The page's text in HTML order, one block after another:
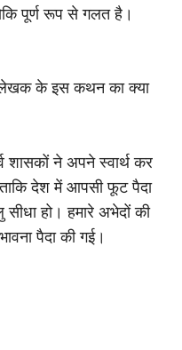
पूर्ण रूप से गलत है।
के इस कथन का क्या
शासकों ने अपने स्वार्थ कर
ताकि देश में आपसी फूट पैदा
हो। हमारे अभेदों की
पैदा की गई।